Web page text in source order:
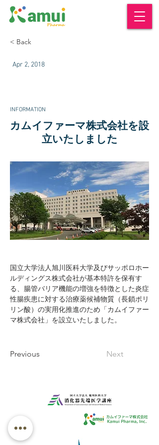
< Back
Apr 2, 2018
INFORMATION
カムイファーマ株式会社を設
立いたしました
Previous Next
国立大学法人旭川医科大学及びサッポロホー
ルディングス株式会社が基本特許を保有す
る、腸管バリア機能の増強を特徴とした炎症
性腸疾患に対する治療薬候補物質（長鎖ポリ
リン酸）の実用化推進のため「カムイファー
マ株式会社」を設立いたしました。